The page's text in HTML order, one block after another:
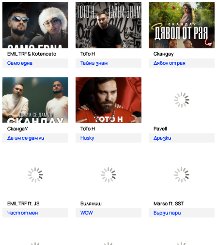
EMIL TRF & Kotenceto
Само една
ТоТо Н
Тайни знам
Скандау
Дявол от рая
СкандаУ
Да им се дам ли
ToTo H
Husky
Pavell
Дръзки
EMIL TRF ft. JS
Част от мен
Биляниш
WOW
Marso ft. SST
Бързи пари